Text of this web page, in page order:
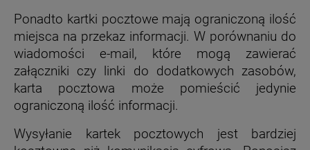
Ponadto kartki pocztowe mają ograniczoną ilość
miejsca na przekaz informacji. W porównaniu do
wiadomości e-mail, które mogą zawierać
załączniki czy linki do dodatkowych zasobów,
karta pocztowa może pomieścić jedynie
ograniczoną ilość informacji.
Wysyłanie kartek pocztowych jest bardziej